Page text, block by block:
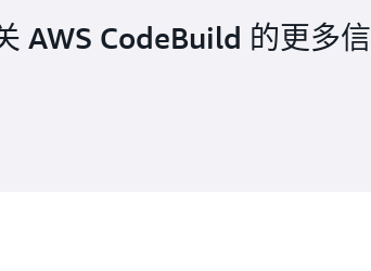
AWS CodeBuild 的更多信